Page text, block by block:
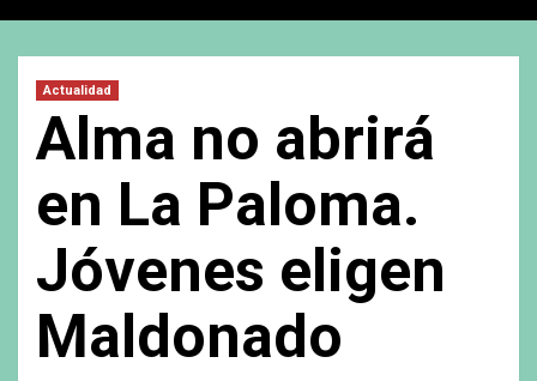
Actualidad
Alma no abrirá
en La Paloma.
Jóvenes eligen
Maldonado